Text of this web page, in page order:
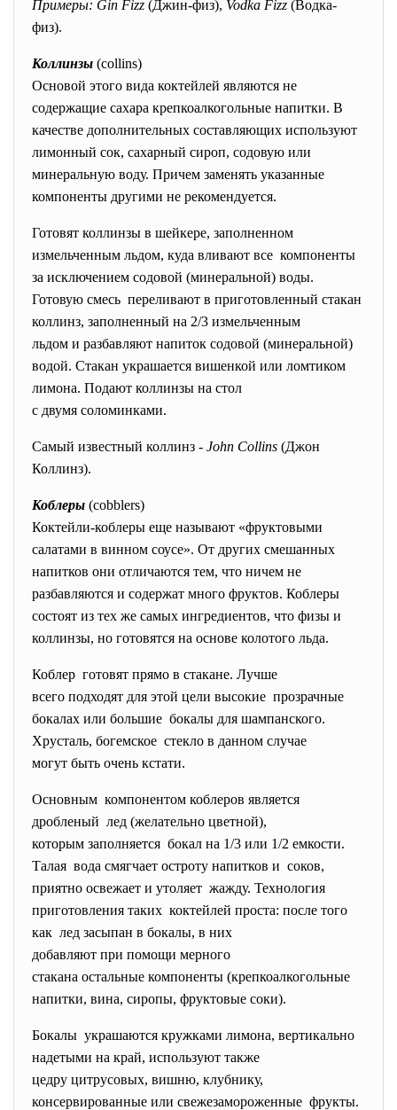
Примеры: Gin Fizz (Джин-физ), Vodka Fizz (Водка-
физ).
Коллинзы (collins)
Основой этого вида коктейлей являются не
содержащие сахара крепкоалкогольные напитки. В
качестве дополнительных составляющих используют
лимонный сок, сахарный сироп, содовую или
минеральную воду. Причем заменять указанные
компоненты другими не рекомендуется.
Готовят коллинзы в шейкере, заполненном
измельченным льдом, куда вливают все компоненты
за исключением содовой (минеральной) воды.
Готовую смесь переливают в приготовленный стакан
коллинз, заполненный на 2/3 измельченным
льдом и разбавляют напиток содовой (минеральной)
водой. Стакан украшается вишенкой или ломтиком
лимона. Подают коллинзы на стол
с двумя соломинками.
Самый известный коллинз - John Collins (Джон
Коллинз).
Коблеры (cobblers)
Коктейли-коблеры еще называют «фруктовыми
салатами в винном соусе». От других смешанных
напитков они отличаются тем, что ничем не
разбавляются и содержат много фруктов. Коблеры
состоят из тех же самых ингредиентов, что физы и
коллинзы, но готовятся на основе колотого льда.
Коблер готовят прямо в стакане. Лучше
всего подходят для этой цели высокие прозрачные
бокалах или большие бокалы для шампанского.
Хрусталь, богемское стекло в данном случае
могут быть очень кстати.
Основным компонентом коблеров является
дробленый лед (желательно цветной),
которым заполняется бокал на 1/3 или 1/2 емкости.
Талая вода смягчает остроту напитков и соков,
приятно освежает и утоляет жажду. Технология
приготовления таких коктейлей проста: после того
как лед засыпан в бокалы, в них
добавляют при помощи мерного
стакана остальные компоненты (крепкоалкогольные
напитки, вина, сиропы, фруктовые соки).
Бокалы украшаются кружками лимона, вертикально
надетыми на край, используют также
цедру цитрусовых, вишню, клубнику,
консервированные или свежезамороженные фрукты.